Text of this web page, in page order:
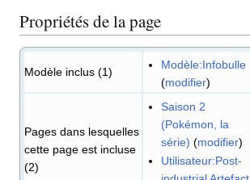
Propriétés de la page
Modèle inclus (1)
Modèle:Infobulle
(modifier)
Pages dans lesquelles
cette page est incluse
(2)
Saison 2
(Pokémon, la
série) (modifier)
Utilisateur:Post-